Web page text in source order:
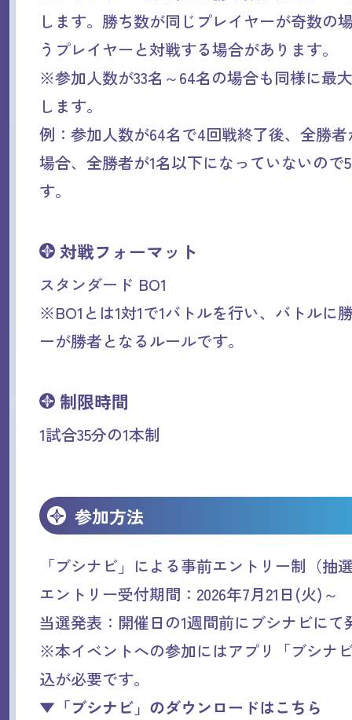
します。勝ち数が同じプレイヤーが奇数の
うプレイヤーと対戦する場合があります。
※参加人数が33名～64名の場合も同様に最
します。
例：参加人数が64名で4回戦終了後、全勝
場合、全勝者が1名以下になっていないので
す。
対戦フォーマット
スタンダード BO1
※BO1とは1対1で1バトルを行い、バトルに
ーが勝者となるルールです。
制限時間
1試合35分の1本制
参加方法
「ブシナビ」による事前エントリー制（抽
エントリー受付期間：2026年7月21日(火)～
当選発表：開催日の1週間前にブシナビにて
※本イベントへの参加にはアプリ「ブシナ
込が必要です。
▼「ブシナビ」のダウンロードはこちら